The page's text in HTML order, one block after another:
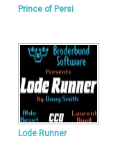
Prince of Persi
Lode Runner